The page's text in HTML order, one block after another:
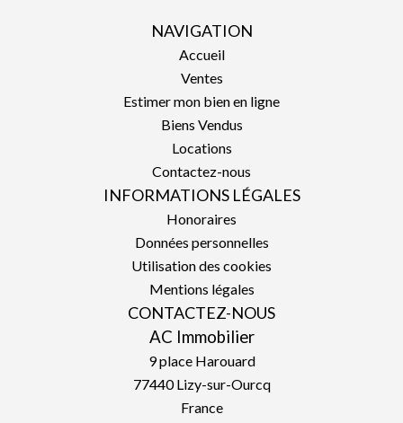
NAVIGATION
Accueil
Ventes
Estimer mon bien en ligne
Biens Vendus
Locations
Contactez-nous
INFORMATIONS LÉGALES
Honoraires
Données personnelles
Utilisation des cookies
Mentions légales
CONTACTEZ-NOUS
AC Immobilier
9 place Harouard
77440Lizy-sur-Ourcq
France